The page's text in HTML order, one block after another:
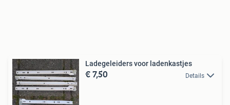
Ladegeleiders voor ladenkastjes
€ 7,50 Details